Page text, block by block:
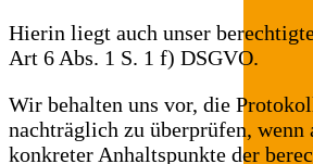
Hierin liegt auch unser
Art 6 Abs. 1 S. 1 f) DSGVO.
Wir behalten uns vor, die
nachträglich zu überprüfen, wenn
konkreter Anhaltspunkte der